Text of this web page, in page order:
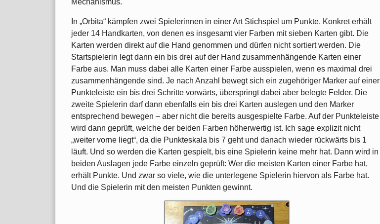
In „Orbita“ kämpfen zwei Spielerinnen in einer Art Stichspiel um Punkte. Konkret erhält
jeder 14 Handkarten, von denen es insgesamt vier Farben mit sieben Karten gibt. Die
Karten werden direkt auf die Hand genommen und dürfen nicht sortiert werden. Die
Startspielerin legt dann ein bis drei auf der Hand zusammenhängende Karten einer
Farbe aus. Man muss dabei alle Karten einer Farbe ausspielen, wenn es maximal drei
zusammenhängende sind. Je nach Anzahl bewegt sich ein zugehöriger Marker auf einer
Punkteleiste ein bis drei Schritte vorwärts, überspringt dabei aber belegte Felder. Die
zweite Spielerin darf dann ebenfalls ein bis drei Karten auslegen und den Marker
entsprechend bewegen – aber nicht die bereits ausgespielte Farbe. Auf der Punkteleiste
wird dann geprüft, welche der beiden Farben höherwertig ist. Ich sage explizit nicht
„weiter vorne liegt“, da die Punkteskala bis 7 geht und danach wieder rückwärts bis 1
läuft. Und so werden die Karten gespielt, bis eine Spielerin keine mehr hat. Dann wird in
beiden Auslagen jede Farbe einzeln geprüft: Wer die meisten Karten einer Farbe hat,
erhält Punkte. Und zwar so viele, wie die unterlegene Spielerin hiervon als Farbe hat.
Und die Spielerin mit den meisten Punkten gewinnt.